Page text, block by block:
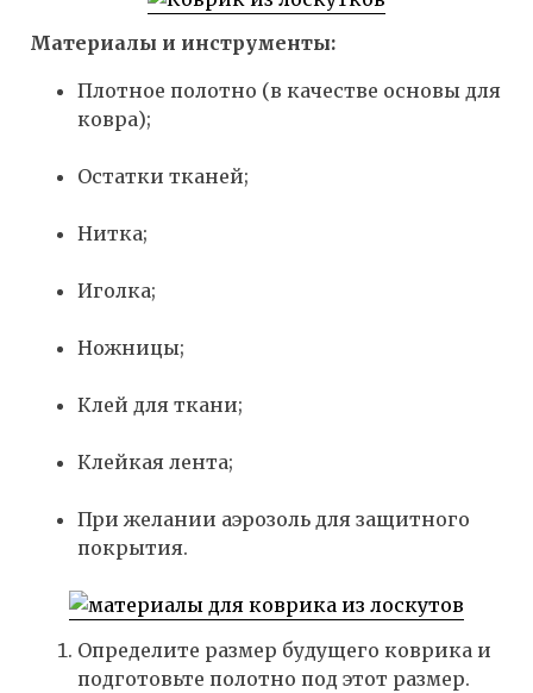
Материалы и инструменты:
Плотное полотно (в качестве основы для
ковра);
Остатки тканей;
Нитка;
Иголка;
Ножницы;
Клей для ткани;
Клейкая лента;
При желании аэрозоль для защитного
покрытия.
Определите размер будущего коврика и
подготовьте полотно под этот размер.